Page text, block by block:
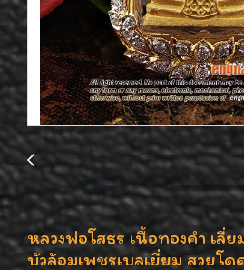
หลวงพ่อโสธร เนื้อทองคำ เลี่
บัวล้อมเพชรเบลเยี่ยม สวยโด